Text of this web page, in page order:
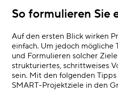
So formulieren Sie
Auf den ersten Blick wirken
einfach. Um jedoch mögliche
und Formulieren solcher
strukturiertes, schrittweises
sein. Mit den folgenden
SMART-Projektziele in den